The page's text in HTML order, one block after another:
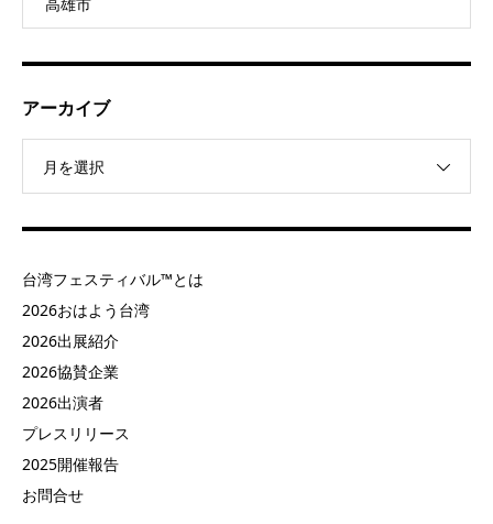
高雄市
アーカイブ
月を選択
台湾フェスティバル™とは
2026おはよう台湾
2026出展紹介
2026協賛企業
2026出演者
プレスリリース
2025開催報告
お問合せ